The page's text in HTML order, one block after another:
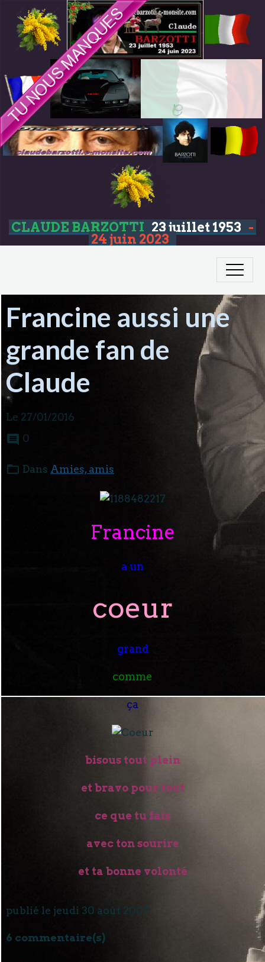
CLAUDE BARZOTTI 23 juillet 1953 -
24 juin 2023
Francine aussi une
grande fan de
Claude
Le 27/01/2016
0
Dans Amies, amis
Francine
a un
coeur
grand
comme
ça
bisous tout plein
et bravo pour tout
ce que tu fais
avec ton sourire
et ta bonne volonté
publié le jeudi 30 août 2007
6 commentaire(s)